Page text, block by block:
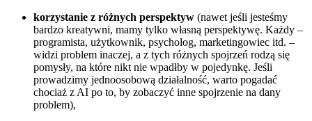
korzystanie z różnych perspektyw (nawet jeśli jesteśmy
bardzo kreatywni, mamy tylko własną perspektywę. Każdy –
programista, użytkownik, psycholog, marketingowiec itd. –
widzi problem inaczej, a z tych różnych spojrzeń rodzą się
pomysły, na które nikt nie wpadłby w pojedynkę. Jeśli
prowadzimy jednoosobową działalność, warto pogadać
chociaż z AI po to, by zobaczyć inne spojrzenie na dany
problem),